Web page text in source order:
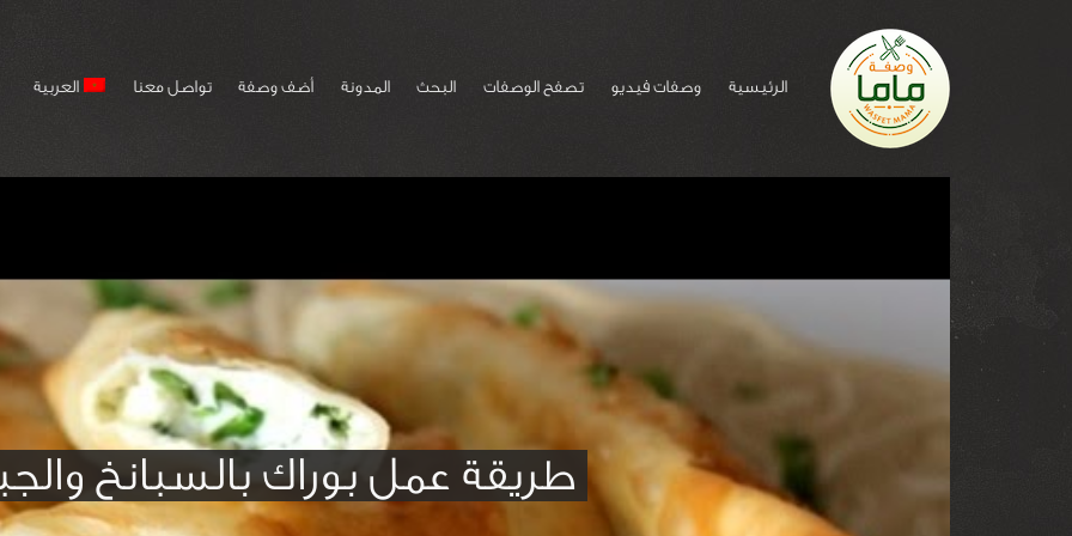
الرئيسية وصفات فيديو تصفح الوصفات البحث المدونة أضف وصفة تواصل معنا العربية
طريقة عمل بوراك بالسبانخ